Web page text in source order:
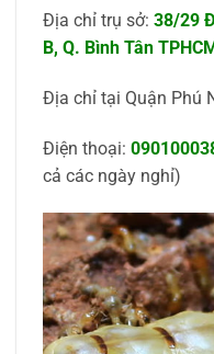
Địa chỉ trụ sở: 38/29
B, Q. Bình Tân
Địa chỉ tại Quận Phú
Điện thoại:
cả các ngày nghỉ)